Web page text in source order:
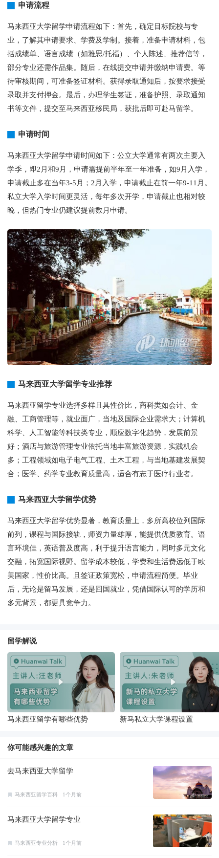
申请流程
马来西亚大学留学申请流程如下：首先，确定目标院校与专
业，了解其申请要求、学费及学制。接着，准备申请材料，包
括成绩单、语言成绩（如雅思/托福）、个人陈述、推荐信等，
部分专业还需作品集。随后，在线提交申请并缴纳申请费。等
待审核期间，可准备签证材料。获得录取通知后，按要求接受
录取并支付押金。最后，办理学生签证，准备护照、录取通知
书等文件，提交至马来西亚移民局，获批后即可赴马留学。
申请时间
马来西亚大学留学申请时间如下：公立大学通常有两次主要入
学季，即2月和9月，申请需提前半年至一年准备，如9月入学，
申请截止多在当年3-5月；2月入学，申请截止在前一年9-11月。
私立大学入学时间更灵活，每年多次开学，申请截止也相对较
晚，但热门专业仍建议提前数月申请。
马来西亚大学留学专业推荐
马来西亚留学专业选择多样且具性价比，商科类如会计、金
融、工商管理等，就业面广，当地及国际企业需求大；计算机
科学、人工智能等科技类专业，顺应数字化趋势，发展前景
好；酒店与旅游管理专业依托当地丰富旅游资源，实践机会
多；工程领域如电子电气工程、土木工程，与当地基建发展契
合；医学、药学专业教育质量高，适合有志于医疗行业者。
马来西亚大学留学优势
马来西亚大学留学优势显著，教育质量上，多所高校位列国际
前列，课程与国际接轨，师资力量雄厚，能提供优质教育。语
言环境佳，英语普及度高，利于提升语言能力，同时多元文化
交融，拓宽国际视野。留学成本较低，学费和生活费远低于欧
美国家，性价比高。且签证政策宽松，申请流程简便。毕业
后，无论是留马发展，还是回国就业，凭借国际认可的学历和
多元背景，都更具竞争力。
留学解说
马来西亚留学有哪些优势 新马私立大学课程设置
你可能感兴趣的文章
去马来西亚大学留学
马来西亚留学百科 1个月前
马来西亚大学留学专业
马来西亚专业分析 1个月前